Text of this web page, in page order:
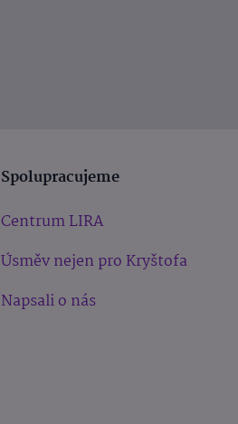
Spolupracujeme
Centrum LIRA
Úsměv nejen pro Kryštofa
Napsali o nás